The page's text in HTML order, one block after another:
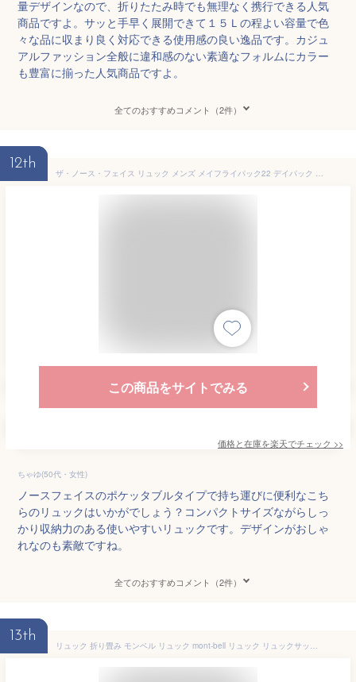
量デザインなので、折りたたみ時でも無理なく携行できる人気
商品ですよ。サッと手早く展開できて１５Ｌの程よい容量で色
々な品に収まり良く対応できる使用感の良い逸品です。カジュ
アルファッション全般に違和感のない素適なフォルムにカラー
も豊富に揃った人気商品ですよ。
全てのおすすめコメント（2件）
12th
ザ・ノース・フェイス リュック メンズ メイフライパック22 デイパック 軽量 サブバッグ ポケッタブル レディース バック 22L バックパック BAG 折り畳み アウトドア NM62376 ブラック 黒 ソーラーブルー ミスティーセージ 鞄 メール便送料無料 evid
この商品をサイトでみる
価格と在庫を楽天でチェック >>
ちゃゆ(50代・女性)
ノースフェイスのポケッタブルタイプで持ち運びに便利なこち
らのリュックはいかがでしょう？コンパクトサイズながらしっ
かり収納力のある使いやすいリュックです。デザインがおしゃ
れなのも素敵ですね。
全てのおすすめコメント（2件）
13th
リュック 折り畳み モンベル リュック mont-bell リュック リュックサック ポケッタブル ライトパック 10 1123976 メンズ バッグ モンベル バッグ リュック 折り畳み モンベル リュック 旅行 セカンドバッグ リュック 折り畳み モンベル 軽量 持ち運び 2024